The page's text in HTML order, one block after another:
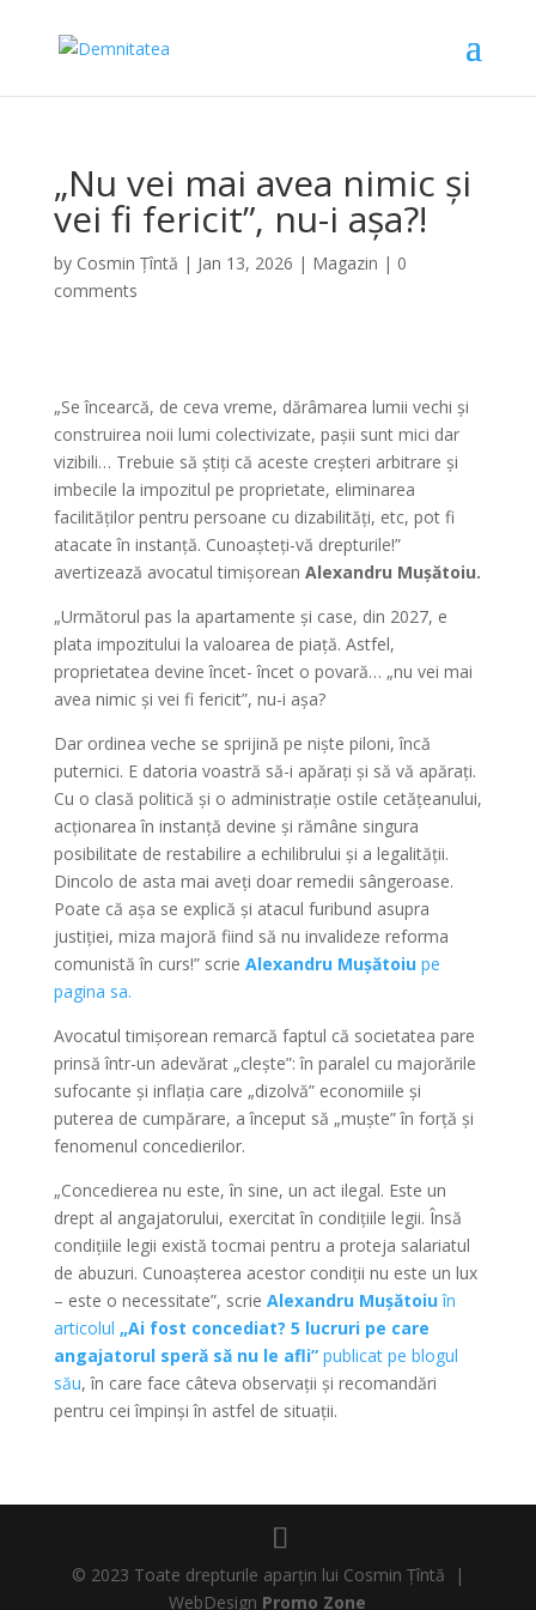
„Nu vei mai avea nimic și
vei fi fericit”, nu-i așa?!
by Cosmin Țîntă | Jan 13, 2026 | Magazin | 0
comments
„Se încearcă, de ceva vreme, dărâmarea lumii vechi și
construirea noii lumi colectivizate, pașii sunt mici dar
vizibili… Trebuie să știți că aceste creșteri arbitrare și
imbecile la impozitul pe proprietate, eliminarea
facilităților pentru persoane cu dizabilități, etc, pot fi
atacate în instanță. Cunoașteți-vă drepturile!”
avertizează avocatul timișorean Alexandru Mușătoiu.
„Următorul pas la apartamente și case, din 2027, e
plata impozitului la valoarea de piață. Astfel,
proprietatea devine încet- încet o povară… „nu vei mai
avea nimic și vei fi fericit”, nu-i așa?
Dar ordinea veche se sprijină pe niște piloni, încă
puternici. E datoria voastră să-i apărați și să vă apărați.
Cu o clasă politică și o administrație ostile cetățeanului,
acționarea în instanță devine și rămâne singura
posibilitate de restabilire a echilibrului și a legalității.
Dincolo de asta mai aveți doar remedii sângeroase.
Poate că așa se explică și atacul furibund asupra
justiției, miza majoră fiind să nu invalideze reforma
comunistă în curs!” scrie Alexandru Mușătoiupe
pagina sa.
Avocatul timișorean remarcă faptul că societatea pare
prinsă într-un adevărat „clește”: în paralel cu majorările
sufocante și inflația care „dizolvă” economiile și
puterea de cumpărare, a început să „muște” în forță și
fenomenul concedierilor.
„Concedierea nu este, în sine, un act ilegal. Este un
drept al angajatorului, exercitat în condițiile legii. Însă
condițiile legii există tocmai pentru a proteja salariatul
de abuzuri. Cunoașterea acestor condiții nu este un lux
– este o necessitate”, scrie Alexandru Mușătoiuîn
articolul „Ai fost concediat? 5 lucruri pe care
angajatorul speră să nu le afli”publicat pe blogul
său, în care face câteva observații și recomandări
pentru cei împinși în astfel de situații.
© 2023 Toate drepturile aparțin lui Cosmin Țîntă |
WebDesign Promo Zone